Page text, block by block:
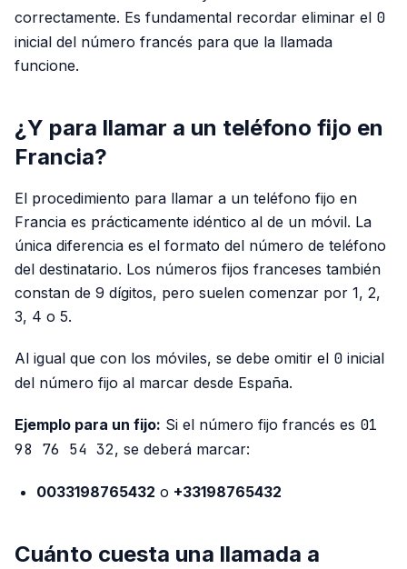
correctamente. Es fundamental recordar eliminar el 0
inicial del número francés para que la llamada
funcione.
¿Y para llamar a un teléfono fijo en
Francia?
El procedimiento para llamar a un teléfono fijo en
Francia es prácticamente idéntico al de un móvil. La
única diferencia es el formato del número de teléfono
del destinatario. Los números fijos franceses también
constan de 9 dígitos, pero suelen comenzar por 1, 2,
3, 4 o 5.
Al igual que con los móviles, se debe omitir el 0 inicial
del número fijo al marcar desde España.
Ejemplo para un fijo: Si el número fijo francés es 01
98 76 54 32, se deberá marcar:
0033198765432 o +33198765432
Cuánto cuesta una llamada a